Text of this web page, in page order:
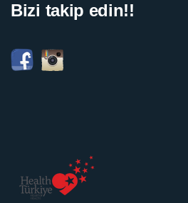
Bizi takip edin!!